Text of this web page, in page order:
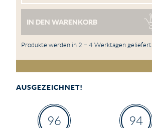
IN DEN WARENKORB
Produkte werden in 2 – 4 Werktagen geliefert
AUSGEZEICHNET!
96 94